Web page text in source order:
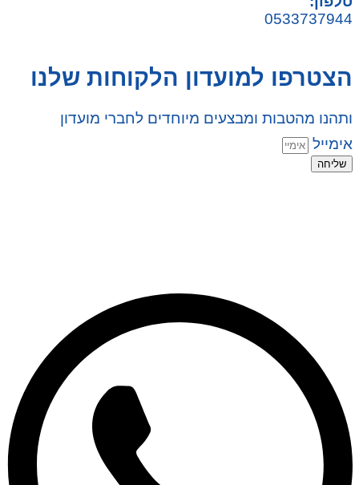
0533737944
הצטרפו למועדון הלקוחות שלנו
ותהנו מהטבות ומבצעים מיוחדים לחברי מועדון
אימייל
שליחה